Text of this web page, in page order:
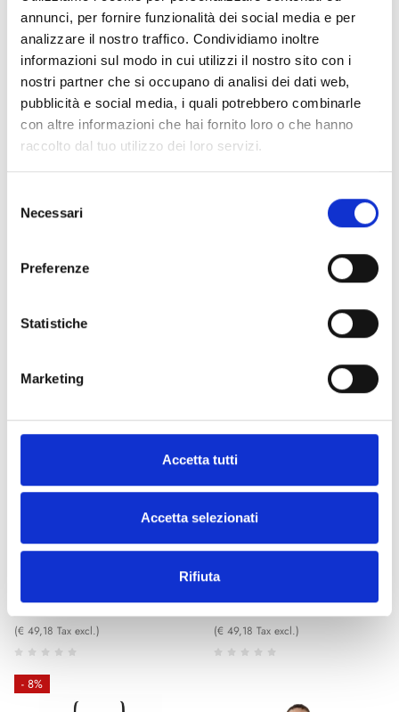
annunci, per fornire funzionalità dei social media e per
analizzare il nostro traffico. Condividiamo inoltre
informazioni sul modo in cui utilizzi il nostro sito con i
nostri partner che si occupano di analisi dei dati web,
pubblicità e social media, i quali potrebbero combinarle
con altre informazioni che hai fornito loro o che hanno
raccolto dal tuo utilizzo dei loro servizi.
delNecessari
Preferenze
Statistiche
Marketing
Accetta tutti
Accetta selezionati
Rifiuta
Pattini e Danza
Conjunto Preto
Disponível
(€ 45,08 Tax excl.)
Pattini e Danza
Conjunto Luna Sky
Disponível
- 8%
Disponibilidade limitada
(€ 49,18 Tax excl.)
Pattini e Danza
Cristal da Sorte
Disponível
Código : BT09
(€ 49,18 Tax excl.)
- 8%